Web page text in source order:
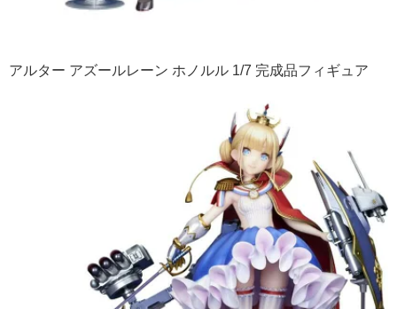
アルター アズールレーン ホノルル 1/7 完成品フィギュア